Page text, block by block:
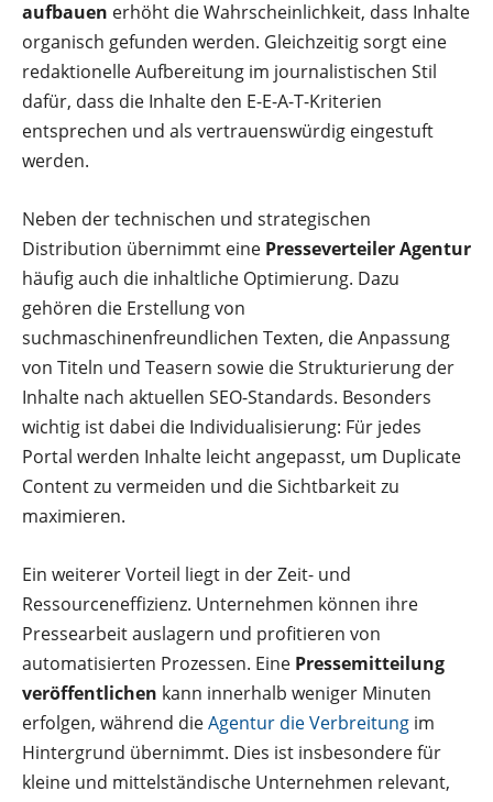
aufbauen erhöht die Wahrscheinlichkeit, dass Inhalte
organisch gefunden werden. Gleichzeitig sorgt eine
redaktionelle Aufbereitung im journalistischen Stil
dafür, dass die Inhalte den E-E-A-T-Kriterien
entsprechen und als vertrauenswürdig eingestuft
werden.
Neben der technischen und strategischen
Distribution übernimmt eine Presseverteiler Agentur
häufig auch die inhaltliche Optimierung. Dazu
gehören die Erstellung von
suchmaschinenfreundlichen Texten, die Anpassung
von Titeln und Teasern sowie die Strukturierung der
Inhalte nach aktuellen SEO-Standards. Besonders
wichtig ist dabei die Individualisierung: Für jedes
Portal werden Inhalte leicht angepasst, um Duplicate
Content zu vermeiden und die Sichtbarkeit zu
maximieren.
Ein weiterer Vorteil liegt in der Zeit- und
Ressourceneffizienz. Unternehmen können ihre
Pressearbeit auslagern und profitieren von
automatisierten Prozessen. Eine Pressemitteilung
veröffentlichen kann innerhalb weniger Minuten
erfolgen, während dieAgentur die Verbreitung im
Hintergrund übernimmt. Dies ist insbesondere für
kleine und mittelständische Unternehmen relevant,